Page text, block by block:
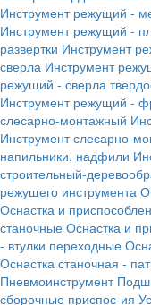
Инструмент режущий -
Инструмент режущий -
развертки Инструмент
сверла Инструмент
режущий - сверла
Инструмент режущий -
слесарно-монтажный
Инструмент слесарно-
напильники, надфили
строительный-
режущего инструмента
Оснастка и
станочные Оснастка и
- втулки переходные
Оснастка станочная -
Пневмоинструмент
сборочные приспос-ия